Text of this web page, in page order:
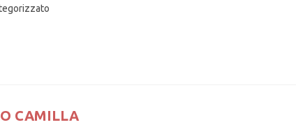
CAMILLA